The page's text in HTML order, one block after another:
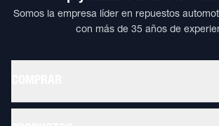
Somos la empresa líder en repuestos
con más de 35 años de